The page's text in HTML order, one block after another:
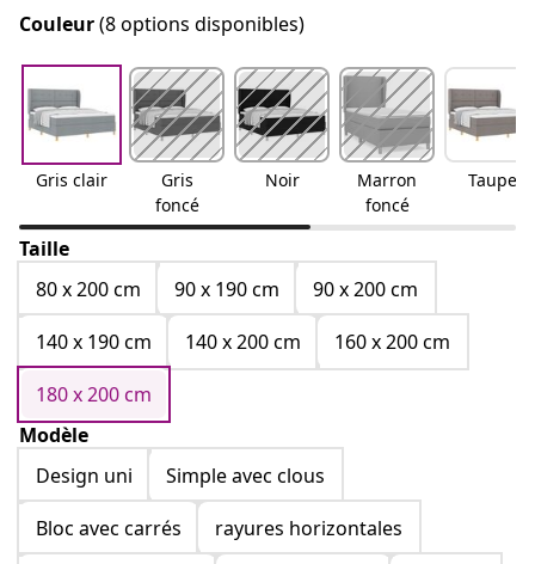
Couleur(8 options disponibles)
Gris clair
Gris
foncé
Noir
Marron
foncé
Taupe
Taille
80 x 200 cm
90 x 190 cm
90 x 200 cm
140 x 190 cm
140 x 200 cm
160 x 200 cm
180 x 200 cm
Modèle
Design uni
Simple avec clous
Bloc avec carrés
rayures horizontales